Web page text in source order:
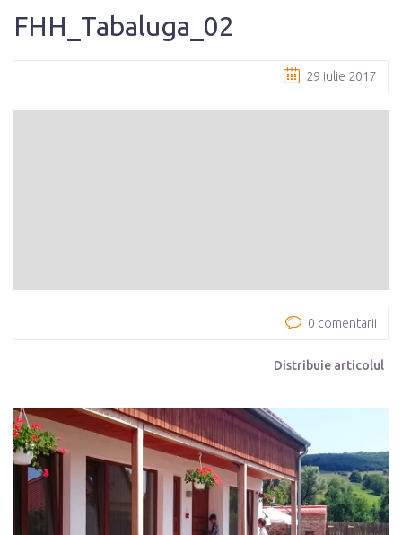
FHH_Tabaluga_02
29 iulie 2017
0 comentarii
Distribuie articolul